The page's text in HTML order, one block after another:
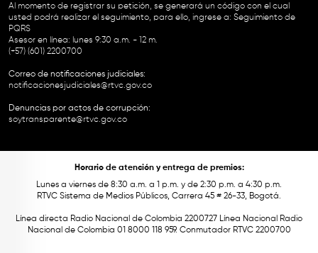
Al momento de registrar su petición, se generará un código con el cual
usted podrá realizar el seguimiento, para ello, ingrese a: Seguimiento de
PQRS
Asesor en línea: lunes 9:30 a.m. - 12 m.
(+57) (601) 2200700
Correo de notificaciones judiciales:
notificacionesjudiciales@rtvc.gov.co
Denuncias por actos de corrupción:
soytransparente@rtvc.gov.co
Horario de atención y entrega de premios:
Lunes a viernes de 8:30 a.m. a 1 p.m. y de 2:30 p.m. a 4:30 p.m.
RTVC Sistema de Medios Públicos, Carrera 45 # 26-33, Bogotá.
Línea directa Radio Nacional de Colombia 2200727 Línea Nacional Radio
Nacional de Colombia 01 8000 118 959. Conmutador RTVC 2200700